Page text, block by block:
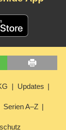
Updates
Serien A–Z